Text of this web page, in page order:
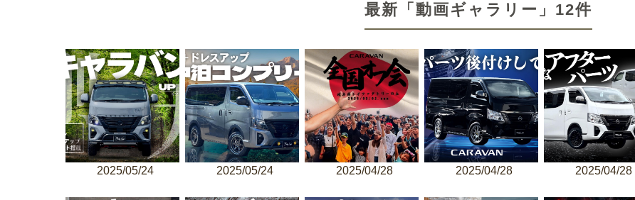
最新「動画ギャラリー」12件
2025/05/24 2025/05/24 2025/04/28 2025/04/28 2025/04/28